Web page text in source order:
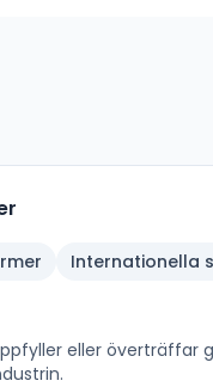
Internationella
eller överträffar